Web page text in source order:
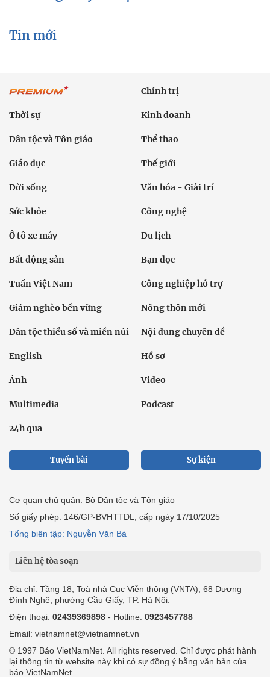
Tin mới
Chính trị
Thời sự Kinh doanh
Dân tộc và Tôn giáo Thể thao
Giáo dục Thế giới
Đời sống Văn hóa - Giải trí
Sức khỏe Công nghệ
Ô tô xe máy Du lịch
Bất động sản Bạn đọc
Tuần Việt Nam Công nghiệp hỗ trợ
Giảm nghèo bền vững Nông thôn mới
Dân tộc thiểu số và miền núi Nội dung chuyên đề
English Hồ sơ
Ảnh Video
Multimedia Podcast
24h qua
Tuyến bài Sự kiện
Cơ quan chủ quản: Bộ Dân tộc và Tôn giáo
Số giấy phép: 146/GP-BVHTTDL, cấp ngày 17/10/2025
Tổng biên tập: Nguyễn Văn Bá
Liên hệ tòa soạn
Địa chỉ: Tầng 18, Toà nhà Cục Viễn thông (VNTA), 68 Dương
Đình Nghệ, phường Cầu Giấy, TP. Hà Nội.
Điện thoại: 02439369898 - Hotline: 0923457788
Email: vietnamnet@vietnamnet.vn
© 1997 Báo VietNamNet. All rights reserved. Chỉ được phát hành
lại thông tin từ website này khi có sự đồng ý bằng văn bản của
báo VietNamNet.